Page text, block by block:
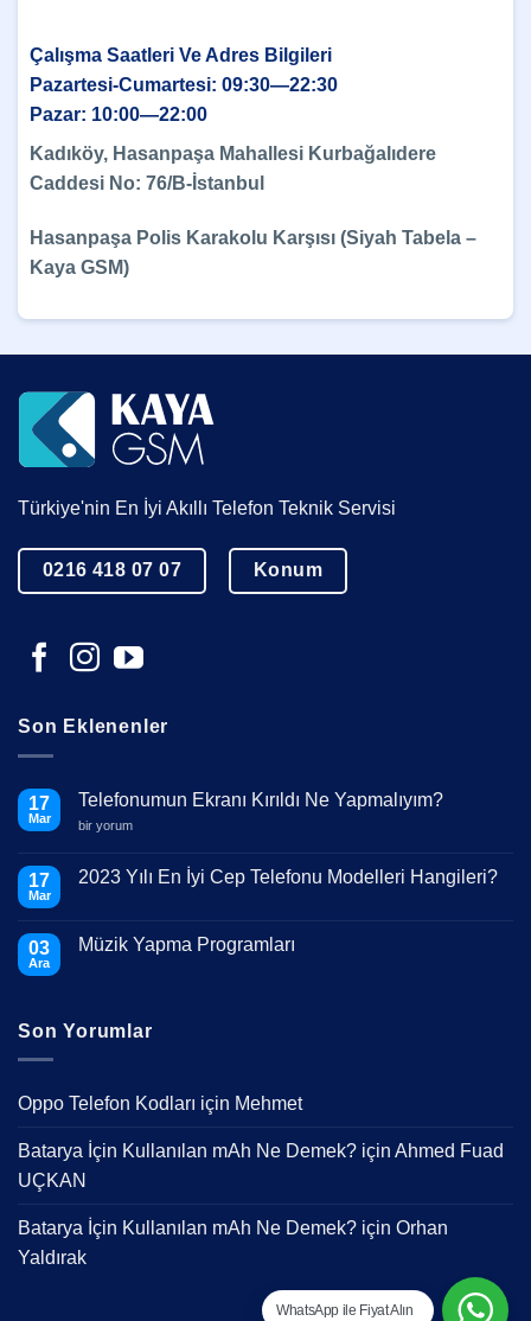
Çalışma Saatleri Ve Adres Bilgileri
Pazartesi-Cumartesi: 09:30—22:30
Pazar: 10:00—22:00
Kadıköy, Hasanpaşa Mahallesi Kurbağalıdere
Caddesi No: 76/B-İstanbul
Hasanpaşa Polis Karakolu Karşısı (Siyah Tabela –
Kaya GSM)
Türkiye'nin En İyi Akıllı Telefon Teknik Servisi
0216 418 07 07 Konum
Son Eklenenler
17
Mar
Telefonumun Ekranı Kırıldı Ne Yapmalıyım?
Telefonumun
Ne
Yapmalıyım?
bir yorum
17
Mar
2023 Yılı En İyi Cep Telefonu Modelleri Hangileri?
Yılı
Hangileri?
03
Ara
Müzik Yapma Programları
Programları
Son Yorumlar
Oppo Telefon Kodları için Mehmet
Batarya İçin Kullanılan mAh Ne Demek? için Ahmed Fuad
UÇKAN
Batarya İçin Kullanılan mAh Ne Demek? için Orhan
Yaldırak
WhatsApp ile Fiyat Alın